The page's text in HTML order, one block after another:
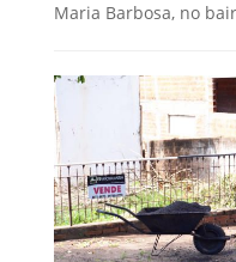
Maria Barbosa, no